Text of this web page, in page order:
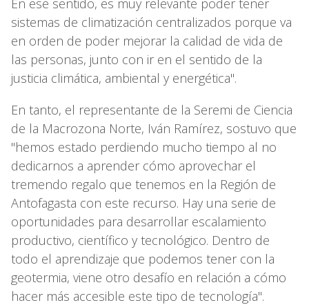
En ese sentido, es muy relevante poder tener
sistemas de climatización centralizados porque va
en orden de poder mejorar la calidad de vida de
las personas, junto con ir en el sentido de la
justicia climática, ambiental y energética".
En tanto, el representante de la Seremi de Ciencia
de la Macrozona Norte, Iván Ramírez, sostuvo que
"hemos estado perdiendo mucho tiempo al no
dedicarnos a aprender cómo aprovechar el
tremendo regalo que tenemos en la Región de
Antofagasta con este recurso. Hay una serie de
oportunidades para desarrollar escalamiento
productivo, científico y tecnológico. Dentro de
todo el aprendizaje que podemos tener con la
geotermia, viene otro desafío en relación a cómo
hacer más accesible este tipo de tecnología".